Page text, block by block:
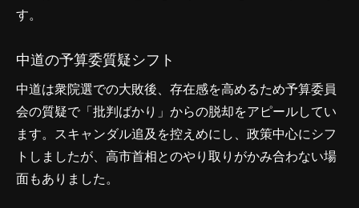
す。
中道の予算委質疑シフト
中道は衆院選での大敗後、存在感を高めるため予算委員
会の質疑で「批判ばかり」からの脱却をアピールしてい
ます。スキャンダル追及を控えめにし、政策中心にシフ
トしましたが、高市首相とのやり取りがかみ合わない場
面もありました。